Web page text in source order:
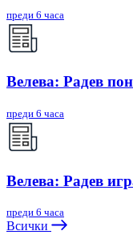
преди 6 часа
Велева: Радев
преди 6 часа
Велева: Радев
преди 6 часа
Всички